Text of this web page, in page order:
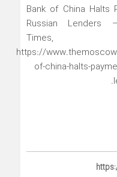
“Bank of China
Russian Lenders
Times,
https://
of-china-halts-